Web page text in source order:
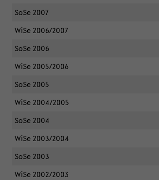
SoSe 2007
WiSe 2006/2007
SoSe 2006
WiSe 2005/2006
SoSe 2005
WiSe 2004/2005
SoSe 2004
WiSe 2003/2004
SoSe 2003
WiSe 2002/2003